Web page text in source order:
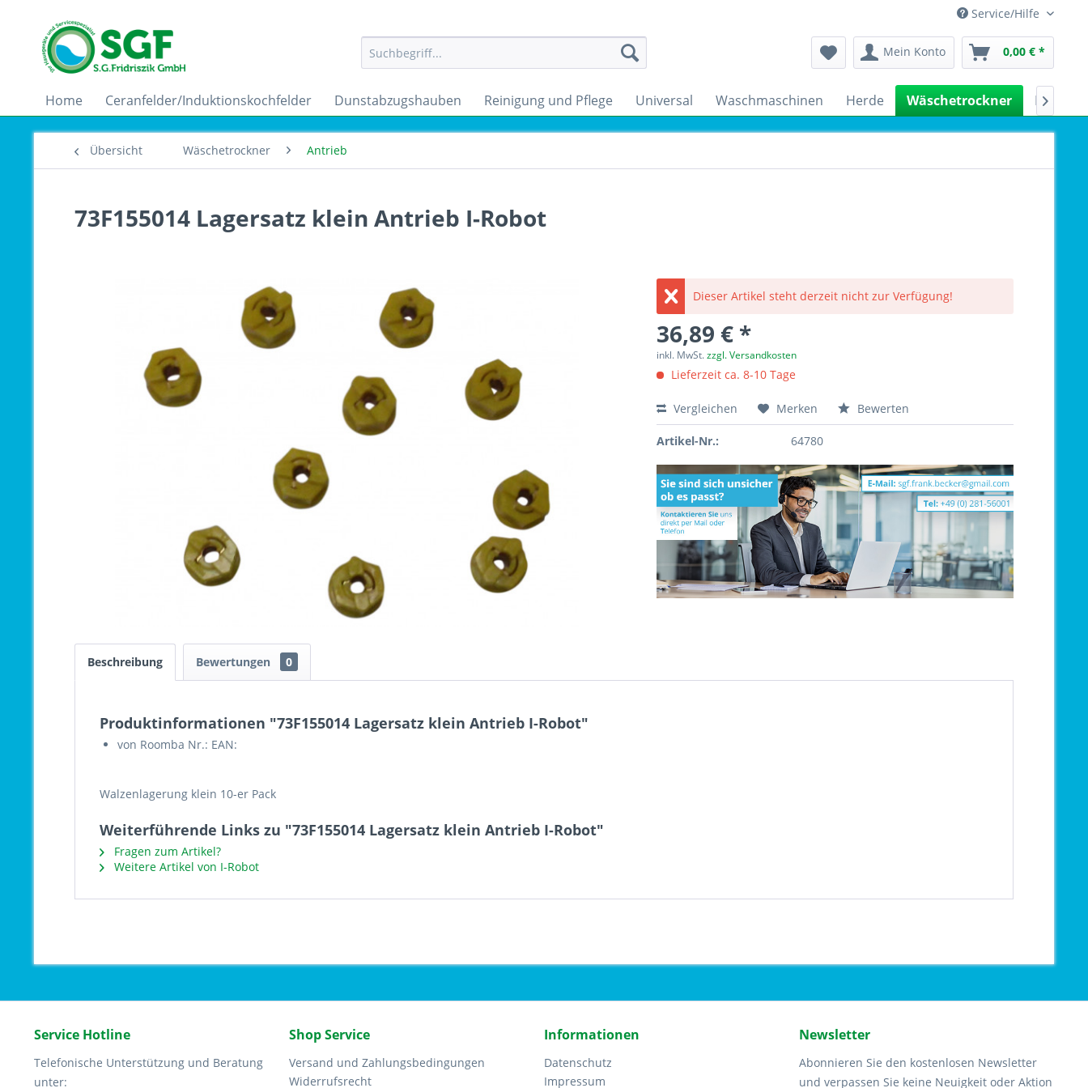
Service/Hilfe
Mein Konto 0,00 € *
Home Ceranfelder/Induktionskochfelder Dunstabzugshauben Reinigung und Pflege Universal Waschmaschinen Herde Wäschetrockner 
Übersicht Wäschetrockner Antrieb
73F155014 Lagersatz klein Antrieb I-Robot
Dieser Artikel steht derzeit nicht zur Verfügung!
36,89 € *
inkl. MwSt.zzgl. Versandkosten
Lieferzeit ca. 8-10 Tage
Vergleichen Merken Bewerten
Artikel-Nr.: 64780
Beschreibung Bewertungen 0
Produktinformationen "73F155014 Lagersatz klein Antrieb I-Robot"
von Roomba Nr.: EAN:
Walzenlagerung klein 10-er Pack
Weiterführende Links zu "73F155014 Lagersatz klein Antrieb I-Robot"
Fragen zum Artikel?
Weitere Artikel von I-Robot
Service Hotline
Telefonische Unterstützung und Beratung
unter:
Shop Service
Versand und Zahlungsbedingungen
Widerrufsrecht
Informationen
Datenschutz
Impressum
Newsletter
Abonnieren Sie den kostenlosen Newsletter
und verpassen Sie keine Neuigkeit oder Aktion